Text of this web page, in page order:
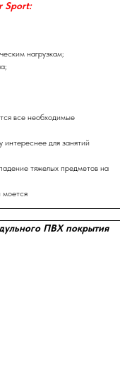
Sport:
нагрузкам;
все необходимые
для занятий
тяжелых предметов на
моется
ПВХ покрытия